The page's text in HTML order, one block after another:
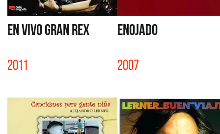
EN VIVO GRAN REX
2011
ENOJADO
2007